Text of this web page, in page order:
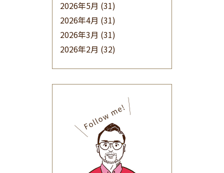
2026年5月 (31)
2026年4月 (31)
2026年3月 (31)
2026年2月 (32)
(32)
2025年9月(30)
2025年8月(31)
2025年7月(37)
2025年6月(48)